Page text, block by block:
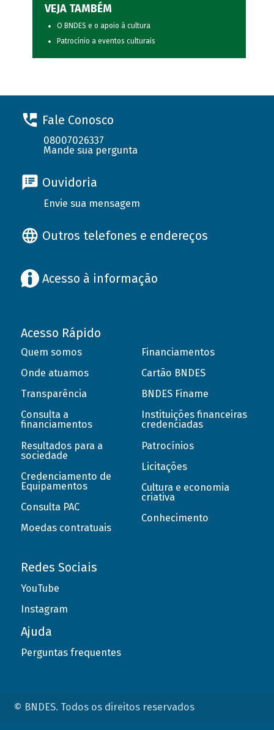
VEJA TAMBÉM
O BNDES e o apoio à cultura
Patrocínio a eventos culturais
Fale Conosco
08007026337
Mande sua pergunta
Ouvidoria
Envie sua mensagem
Outros telefones e endereços
Acesso à informação
Acesso Rápido
Quem somos
Onde atuamos
Transparência
Consulta a
financiamentos
Resultados para a
sociedade
Credenciamento de
Equipamentos
Consulta PAC
Moedas contratuais
Financiamentos
Cartão BNDES
BNDES Finame
Instituições financeiras
credenciadas
Patrocínios
Licitações
Cultura e economia
criativa
Conhecimento
Redes Sociais
YouTube
Instagram
Ajuda
Perguntas frequentes
© BNDES. Todos os direitos reservados